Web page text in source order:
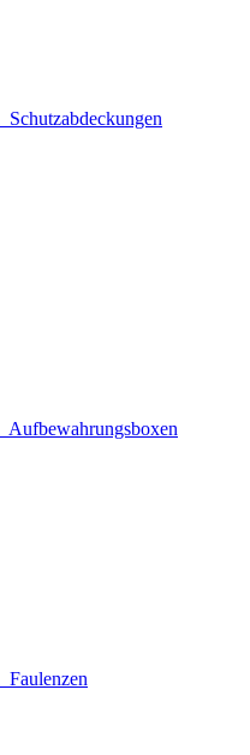
Schutzabdeckungen
Aufbewahrungsboxen
Faulenzen